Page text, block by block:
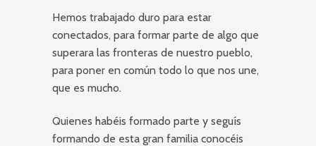
Hemos trabajado duro para estar
conectados, para formar parte de algo que
superara las fronteras de nuestro pueblo,
para poner en común todo lo que nos une,
que es mucho.
Quienes habéis formado parte y seguís
formando de esta gran familia conocéis